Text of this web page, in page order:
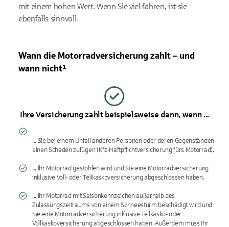
mit einem hohen Wert. Wenn Sie viel fahren, ist sie
ebenfalls sinnvoll.
Wann die Motorradversicherung zahlt – und
wann nicht¹
Ihre Versicherung zahlt beispielsweise dann, wenn ...
... Sie bei einem Unfall anderen Personen oder deren Gegenständen
einen Schaden zufügen (Kfz-Haftpflichtversicherung fürs Motorrad).
... Ihr Motorrad gestohlen wird und Sie eine Motorradversicherung
inklusive Voll- oder Teilkaskoversicherung abgeschlossen haben.
... Ihr Motorrad mit Saisonkennzeichen außerhalb des
Zulassungszeitraums von einem Schneesturm beschädigt wird und
Sie eine Motorradversicherung inklusive Teilkasko- oder
Vollkaskoversicherung abgeschlossen haben. Außerdem muss Ihr